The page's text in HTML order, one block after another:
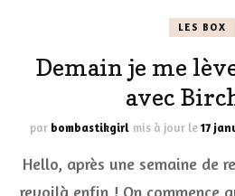
LES BOX
Demain je me
avec
par bombastikgirl mis à jour le17
Hello, après une semaine de
revoilà enfin ! On commence